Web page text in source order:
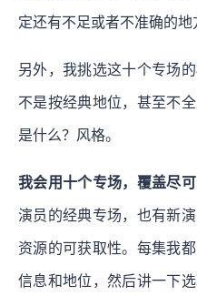
定还有不足或者不准确的地
另外，我挑选这十个专场
不是按经典地位，甚至不
是什么？风格。
我会用十个专场，覆盖尽
演员的经典专场，也有新
资源的可获取性。每集我
信息和地位，然后讲一下